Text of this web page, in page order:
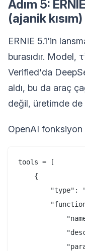
Adım 5:
(ajanik kısım)
ERNIE 5.1'in
burasıdır. Model,
Verified'da
aldı, bu da araç
değil, üretimde de
OpenAI fonksiyon
tools = [
    {
"type":